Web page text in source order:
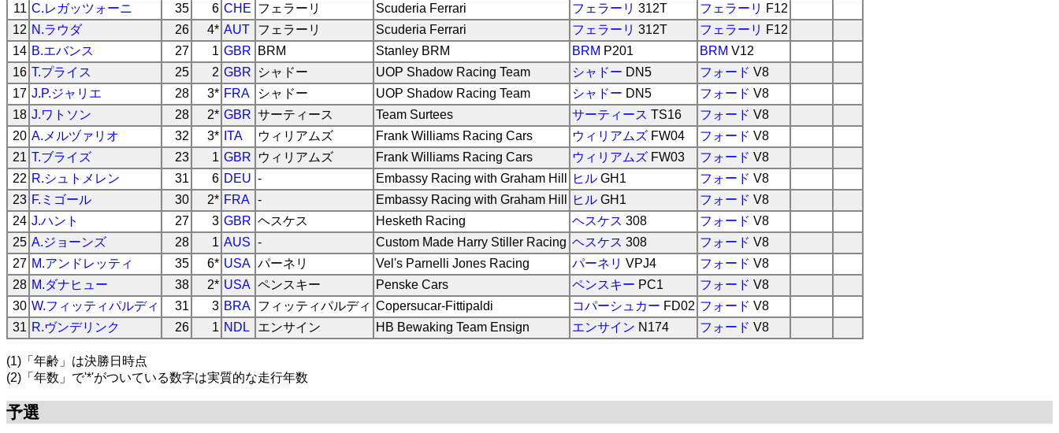
11 C.レガッツォーニ 35 6 CHE フェラーリ Scuderia Ferrari フェラーリ 312T フェラーリ F12
12 N.ラウダ 26 4* AUT フェラーリ Scuderia Ferrari フェラーリ 312T フェラーリ F12
14 B.エバンス 27 1 GBR BRM Stanley BRM BRM P201 BRM V12
16 T.プライス 25 2 GBR シャドー UOP Shadow Racing Team シャドー DN5 フォード V8
17 J.P.ジャリエ 28 3* FRA シャドー UOP Shadow Racing Team シャドー DN5 フォード V8
18 J.ワトソン 28 2* GBR サーティース Team Surtees サーティース TS16 フォード V8
20 A.メルヅァリオ 32 3* ITA ウィリアムズ Frank Williams Racing Cars ウィリアムズ FW04 フォード V8
21 T.ブライズ 23 1 GBR ウィリアムズ Frank Williams Racing Cars ウィリアムズ FW03 フォード V8
22 R.シュトメレン 31 6 DEU - Embassy Racing with Graham Hill ヒル GH1 フォード V8
23 F.ミゴール 30 2* FRA - Embassy Racing with Graham Hill ヒル GH1 フォード V8
24 J.ハント 27 3 GBR ヘスケス Hesketh Racing ヘスケス 308 フォード V8
25 A.ジョーンズ 28 1 AUS - Custom Made Harry Stiller Racing ヘスケス 308 フォード V8
27 M.アンドレッティ 35 6* USA パーネリ Vel's Parnelli Jones Racing パーネリ VPJ4 フォード V8
28 M.ダナヒュー 38 2* USA ペンスキー Penske Cars ペンスキー PC1 フォード V8
30 W.フィッティパルディ 31 3 BRA フィッティパルディ Copersucar-Fittipaldi コパーシュカー FD02 フォード V8
31 R.ヴンデリンク 26 1 NDL エンサイン HB Bewaking Team Ensign エンサイン N174 フォード V8
(1)「年齢」は決勝日時点
(2)「年数」で'*'がついている数字は実質的な走行年数
予選